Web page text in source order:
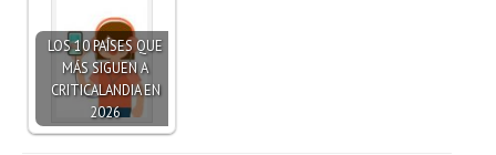
LOS 10 PAÍSES QUE
MÁS SIGUEN A
CRITICALANDIA EN
2026